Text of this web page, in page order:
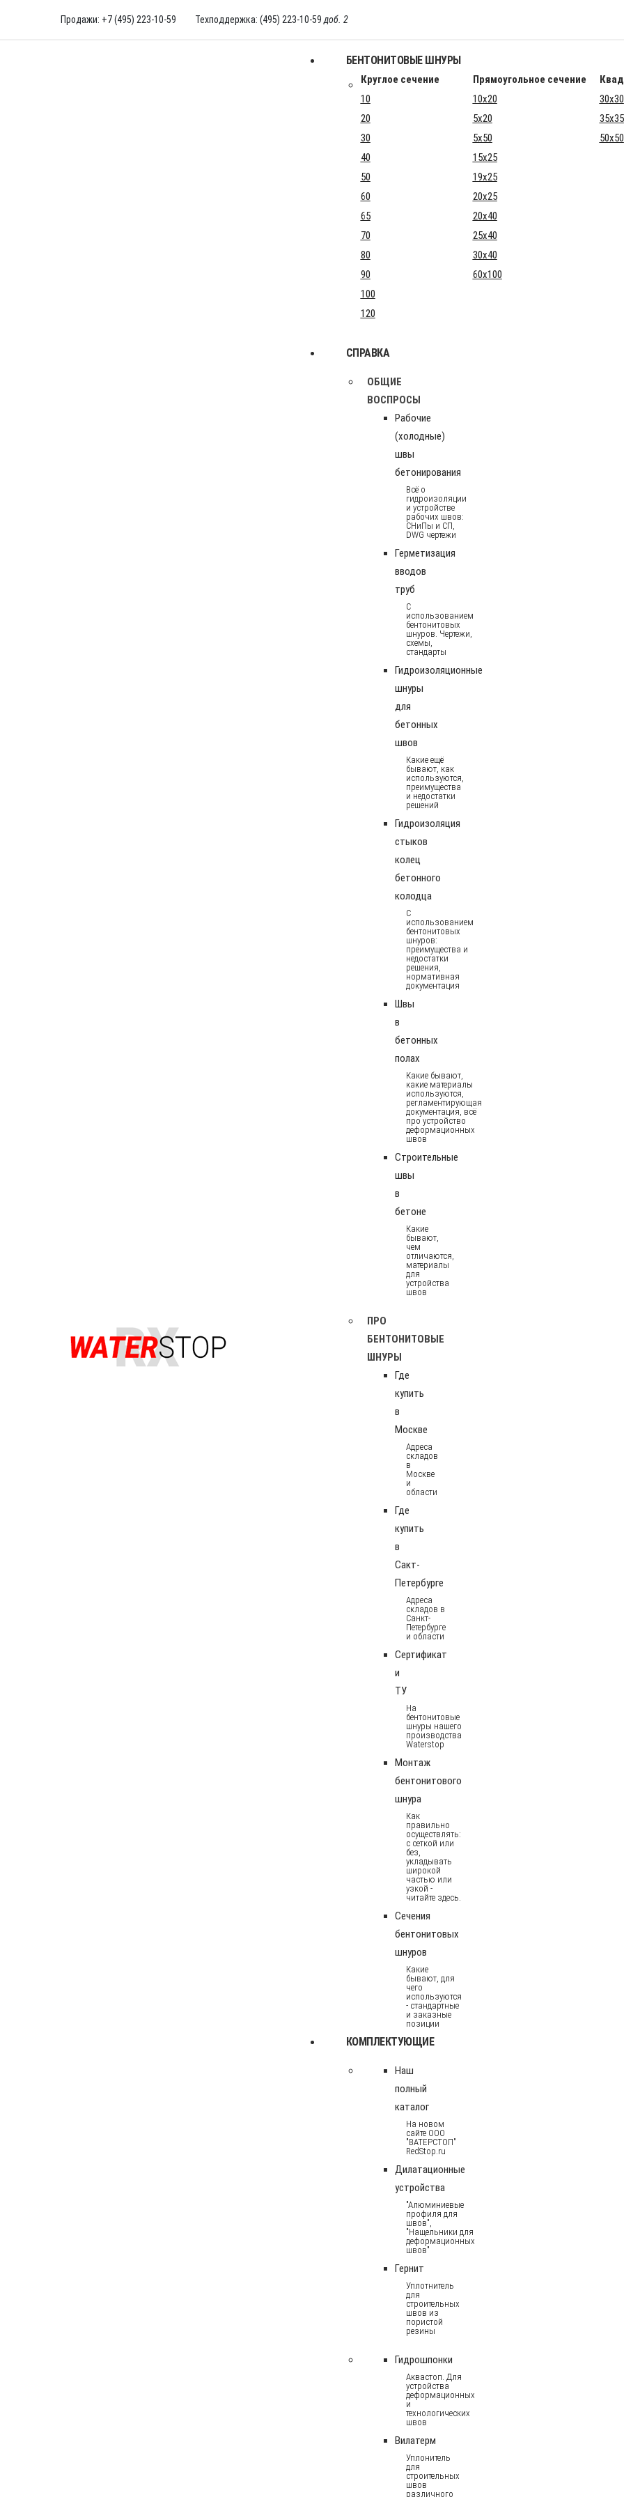
Продажи: +7 (495) 223-10-59 Техподдержка: (495) 223-10-59 доб. 2
БЕНТОНИТОВЫЕ ШНУРЫ
Круглое сечение Прямоугольное сечение
10
10x20
30x30
20
5x20
35x35
30
5x50
50x50
40
15x25
50
19x25
60
20x25
65
20x40
70
25x40
80
30x40
90
60x100
100
120
СПРАВКА
ОБЩИЕ
ВОСПРОСЫ
Рабочие
(холодные)
швы
бетонирования
Всё о
гидроизоляции
и устройстве
рабочих швов:
СНиПы и СП,
DWG чертежи
Герметизация
вводов
труб
С
использованием
бентонитовых
шнуров. Чертежи,
схемы,
стандарты
Гидроизоляционные
шнуры
для
бетонных
швов
Какие ещё
бывают, как
используются,
преимущества
и недостатки
решений
Гидроизоляция
стыков
колец
бетонного
колодца
С
использованием
бентонитовых
шнуров:
преимущества и
недостатки
решения,
нормативная
документация
Швы
в
бетонных
полах
Какие бывают,
какие материалы
используются,
регламентирующая
документация, всё
про устройство
деформационных
швов
Строительные
швы
в
бетоне
Какие
бывают,
чем
отличаются,
материалы
для
устройства
швов
ПРО
БЕНТОНИТОВЫЕ
ШНУРЫ
Где
купить
в
Москве
Адреса
складов
в
Москве
и
области
Где
купить
в
Сакт-
Петербурге
Адреса
складов в
Санкт-
Петербурге
и области
Сертификат
и
ТУ
На
бентонитовые
шнуры нашего
производства
Waterstop
Монтаж
бентонитового
шнура
Как
правильно
осуществлять:
с сеткой или
без,
укладывать
широкой
частью или
узкой -
читайте здесь.
Сечения
бентонитовых
шнуров
Какие
бывают, для
чего
используются
- стандартные
и заказные
позиции
КОМПЛЕКТУЮЩИЕ
Наш
полный
каталог
На новом
сайте ООО
"ВАТЕРСТОП"
RedStop.ru
Дилатационные
устройства
"Алюминиевые
профиля для
швов",
"Нащельники для
деформационных
швов"
Гернит
Уплотнитель
для
строительных
швов из
пористой
резины
Гидрошпонки
Аквастоп. Для
устройства
деформационных
и
технологических
швов
Вилатерм
Уплонитель
для
строительных
швов
различного